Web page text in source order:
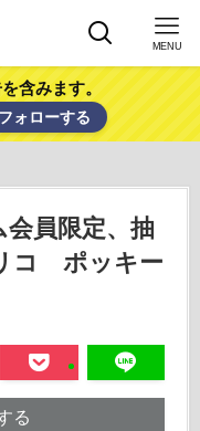
MENU
含みます。
ォローする
員限定、抽
コ ポッキー
る